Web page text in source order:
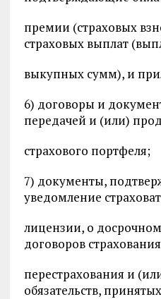
премии (страховых
страховых выплат
выкупных сумм), и
6) договоры и
передачей и (или)
страхового портфеля;
7) документы,
уведомление
лицензии, о
договоров
перестрахования и
обязательств,